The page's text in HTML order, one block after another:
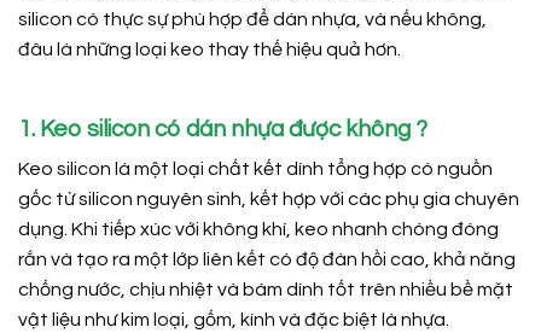
silicon có thực sự phù hợp để dán nhựa, và nếu không,
đâu là những loại keo thay thế hiệu quả hơn.
1. Keo silicon có dán nhựa được không ?
Keo silicon là một loại chất kết dính tổng hợp có nguồn
gốc từ silicon nguyên sinh, kết hợp với các phụ gia chuyên
dụng. Khi tiếp xúc với không khí, keo nhanh chóng đóng
rắn và tạo ra một lớp liên kết có độ đàn hồi cao, khả năng
chống nước, chịu nhiệt và bám dính tốt trên nhiều bề mặt
vật liệu như kim loại, gốm, kính và đặc biệt là nhựa.